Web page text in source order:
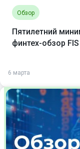
Обзор
Пятилетний
финтех-обзор
6 марта